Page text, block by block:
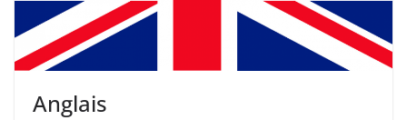
Anglais